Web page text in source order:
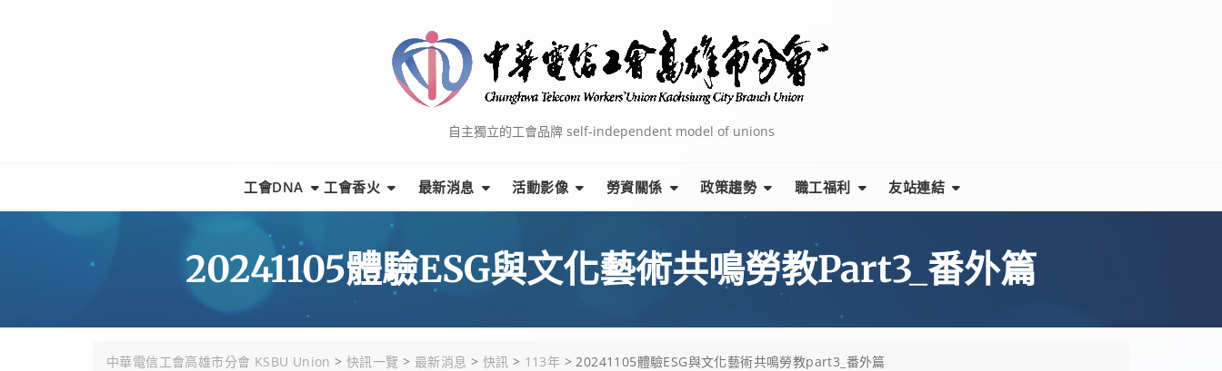
自主獨立的工會品牌 self-independent model of unions
工會DNA 工會香火 最新消息 活動影像 勞資關係 政策趨勢 職工福利 友站連結
20241105體驗ESG與文化藝術共鳴勞教Part3_番外篇
中華電信工會高雄市分會 KSBU Union >快訊一覽 > 最新消息 > 快訊 > 113年 >20241105體驗ESG與文化藝術共鳴勞教part3_番外篇